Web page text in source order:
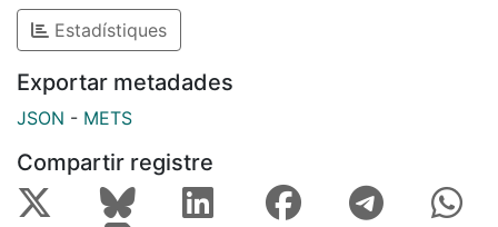
Estadístiques
Exportar metadades
JSON - METS
Compartir registre